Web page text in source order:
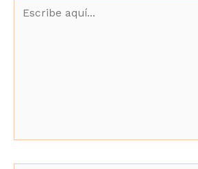
Escribe